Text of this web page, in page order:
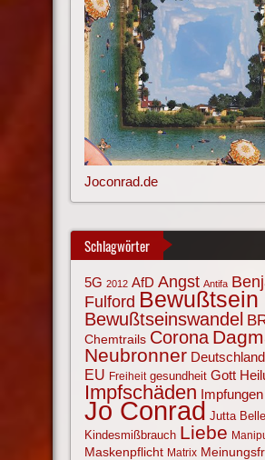
Joconrad.de
Schlagwörter
5G 2012 AfD Angst Antifa
Fulford Bewußtsein
Bewußtseinswandel
Chemtrails Corona
Neubronner Deutschland
EU Freiheit gesundheit Gott
Impfschäden Impfungen
Jo Conrad Jutta Belle
Kindesmißbrauch Liebe
Maskenpflicht Matrix